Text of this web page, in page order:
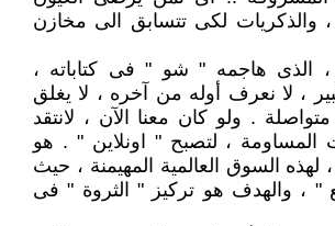
والذكريات لكى تتسابق الى مخازن
، الذى هاجمه " شو " فى كتاباته ،
، لا نعرف أوله من آخره ، لا يغلق
ساعة متواصلة . ولو كان معنا الآن ، لانتقد
، لتصبح " اونلاين " . هو
، لهذه السوق العالمية المهيمنة ، حيث
" ، والهدف هو تركيز " الثروة " فى